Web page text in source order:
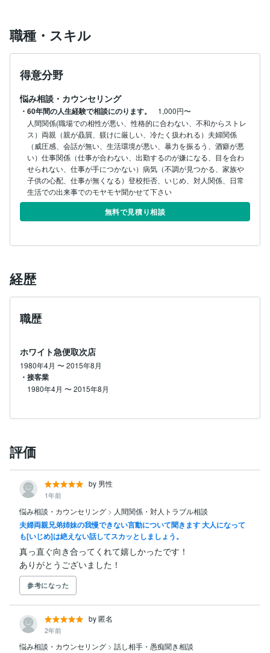
職種・スキル
得意分野
悩み相談・カウンセリング
・60年間の人生経験で相談にのります。
1,000円〜
人間関係(職場での相性が悪い、性格的に合わない、不和からストレ
ス）両親（親が贔屓、躾けに厳しい、冷たく扱われる）夫婦関係
（威圧感、会話が無い、生活環境が悪い、暴力を振るう、酒癖が悪
い）仕事関係（仕事が合わない、出勤するのが嫌になる、目を合わ
せられない、仕事が手につかない）病気（不調が見つかる、家族や
子供の心配、仕事が無くなる）登校拒否、いじめ、対人関係、日常
生活での出来事でのモヤモヤ聞かせて下さい
無料で見積り相談
経歴
職歴
ホワイト急便取次店
1980年4月 〜2015年8月
・接客業
1980年4月 〜2015年8月
評価
by 男性
1年前
悩み相談・カウンセリング > 人間関係・対人トラブル相談
夫婦両親兄弟姉妹の我慢できない言動について聞きます 大人になって
も[いじめ]は絶えない話してスカッとしましょう。
真っ直ぐ向き合ってくれて嬉しかったです！
ありがとうございました！
参考になった
by 匿名
2年前
悩み相談・カウンセリング > 話し相手・愚痴聞き相談